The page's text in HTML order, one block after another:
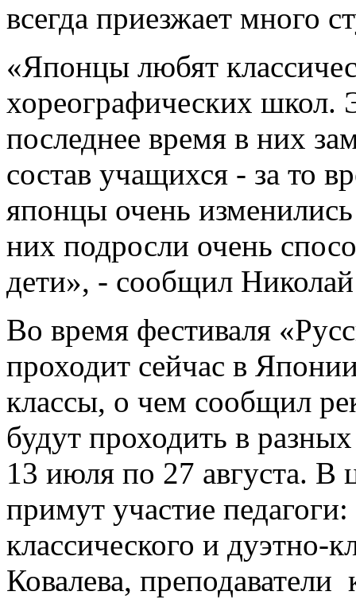
всегда приезжает много
«Японцы любят
хореографических школ.
последнее время в них
состав учащихся - за то
японцы очень
них подросли очень
дети», - сообщил
Во время фестиваля
проходит сейчас в
классы, о чем сообщил
будут проходить в
13 июля по 27 августа.
примут участие
классического и дуэтно-
Ковалева, преподаватели